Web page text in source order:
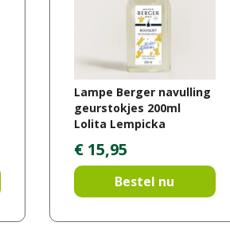
Lampe Berger navulling
geurstokjes 200ml
Lolita Lempicka
€ 15,95
Bestel nu